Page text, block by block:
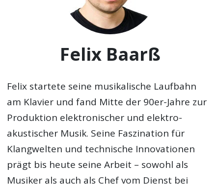
Felix Baarß
Felix startete seine musikalische Laufbahn
am Klavier und fand Mitte der 90er-Jahre zur
Produktion elektronischer und elektro-
akustischer Musik. Seine Faszination für
Klangwelten und technische Innovationen
prägt bis heute seine Arbeit – sowohl als
Musiker als auch als Chef vom Dienst bei